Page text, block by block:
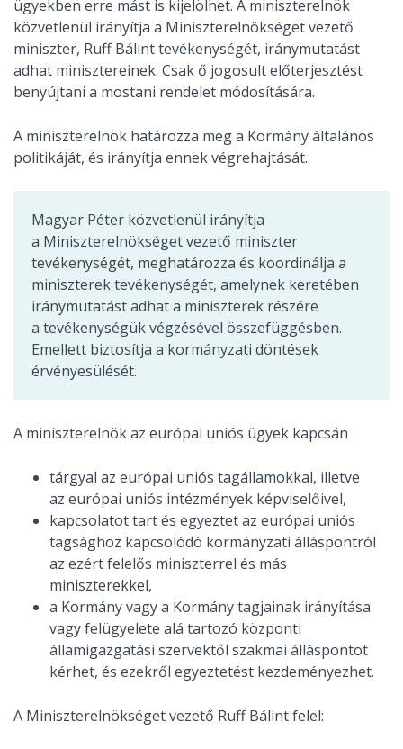
ügyekben erre mást is kijelölhet. A miniszterelnök
közvetlenül irányítja a Miniszterelnökséget vezető
miniszter, Ruff Bálint tevékenységét, iránymutatást
adhat minisztereinek. Csak ő jogosult előterjesztést
benyújtani a mostani rendelet módosítására.
A miniszterelnök határozza meg a Kormány általános
politikáját, és irányítja ennek végrehajtását.
Magyar Péter közvetlenül irányítja
a Miniszterelnökséget vezető miniszter
tevékenységét, meghatározza és koordinálja a
miniszterek tevékenységét, amelynek keretében
iránymutatást adhat a miniszterek részére
a tevékenységük végzésével összefüggésben.
Emellett biztosítja a kormányzati döntések
érvényesülését.
A miniszterelnök az európai uniós ügyek kapcsán
tárgyal az európai uniós tagállamokkal, illetve
az európai uniós intézmények képviselőivel,
kapcsolatot tart és egyeztet az európai uniós
tagsághoz kapcsolódó kormányzati álláspontról
az ezért felelős miniszterrel és más
miniszterekkel,
a Kormány vagy a Kormány tagjainak irányítása
vagy felügyelete alá tartozó központi
államigazgatási szervektől szakmai álláspontot
kérhet, és ezekről egyeztetést kezdeményezhet.
A Miniszterelnökséget vezető Ruff Bálint felel: